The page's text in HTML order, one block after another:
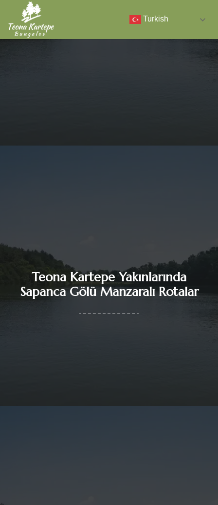
Turkish
Teona Kartepe Yakınlarında
Sapanca Gölü Manzaralı Rotalar